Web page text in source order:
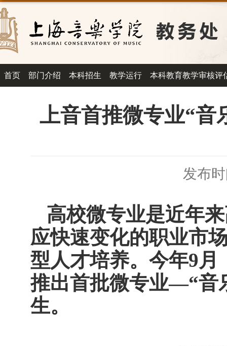
首页 部门介绍 本科招生 教学运行 本科教育教学审核评
上音首推微专业“音
发布
高校微专业是近年
应快速变化的职业市
型人才培养。今年9 月
推出首批微专业—“音
生。